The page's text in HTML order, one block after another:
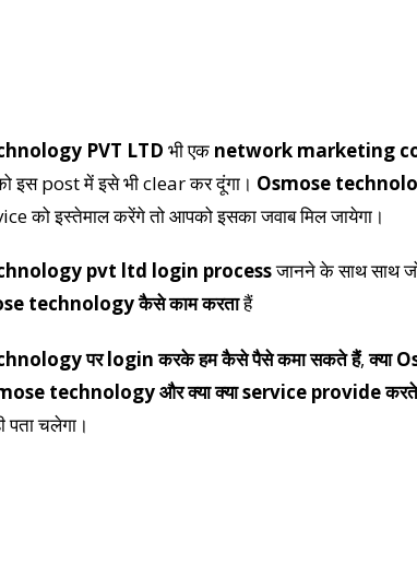
PVT LTD भी एक network marketing
इस post में इसे भी clear कर दूंगा। Osmose
को इस्तेमाल करेंगे तो आपको इसका जवाब मिल जायेगा।
pvt ltd login processजानने के साथ साथ
technology कैसे काम करताहैं
पर login करके हम कैसे पैसे कमा सकते हैं,क्या
technology और क्या क्या service provide
पता चलेगा।